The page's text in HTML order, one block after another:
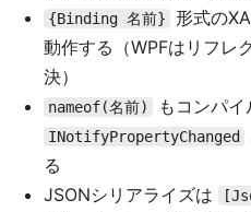
{Binding 名前}
形式の
動作する（WPFはリフレ
決）
nameof(名前) もコンパイ
INotifyPropertyChanged
る
JSONシリアライズは